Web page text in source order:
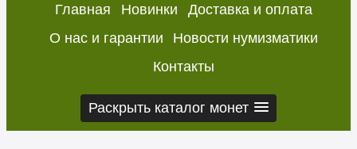
Главная Новинки
Доставка и оплата
О нас и гарантии
Новости нумизматики
Контакты
Раскрыть каталог монет